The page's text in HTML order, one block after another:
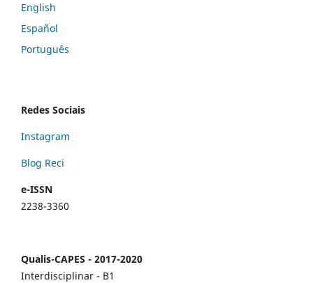
English
Español
Português
Redes Sociais
Instagram
Blog Reci
e-ISSN
2238-3360
Qualis-CAPES - 2017-2020
Interdisciplinar - B1